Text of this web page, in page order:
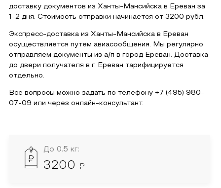
доставку документов из Ханты-Мансийскав Ереван за
1-2 дня. Стоимость отправки начинается от 3200 рубл.
Экспресс-доставка из Ханты-Мансийскав
Ереван
осуществляется путем авиасообщения. Мы регулярно
отправляем документы из а/п в город Ереван. Доставка
до двери получателя в г.
Ереван тарифицируется
отдельно.
Все вопросы можно задать по телефону +7 (495) 980-
07-09 или через онлайн-консультант.
До 0.5 кг:
3200 ₽